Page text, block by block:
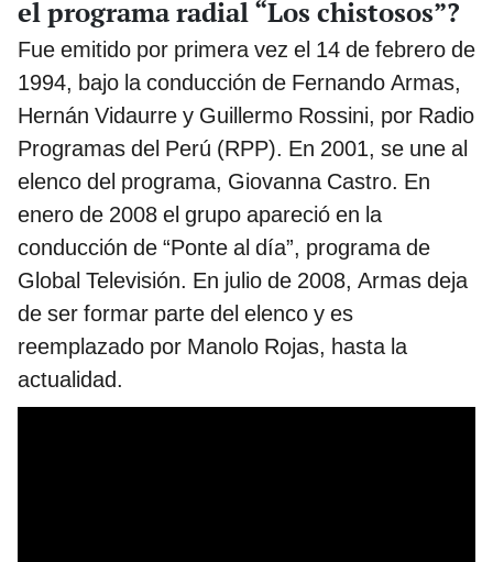
el programa radial “Los chistosos”?
Fue emitido por primera vez el 14 de febrero de
1994, bajo la conducción de Fernando Armas,
Hernán Vidaurre y Guillermo Rossini, por Radio
Programas del Perú (RPP). En 2001, se une al
elenco del programa, Giovanna Castro. En
enero de 2008 el grupo apareció en la
conducción de “Ponte al día”, programa de
Global Televisión. En julio de 2008, Armas deja
de ser formar parte del elenco y es
reemplazado por Manolo Rojas, hasta la
actualidad.